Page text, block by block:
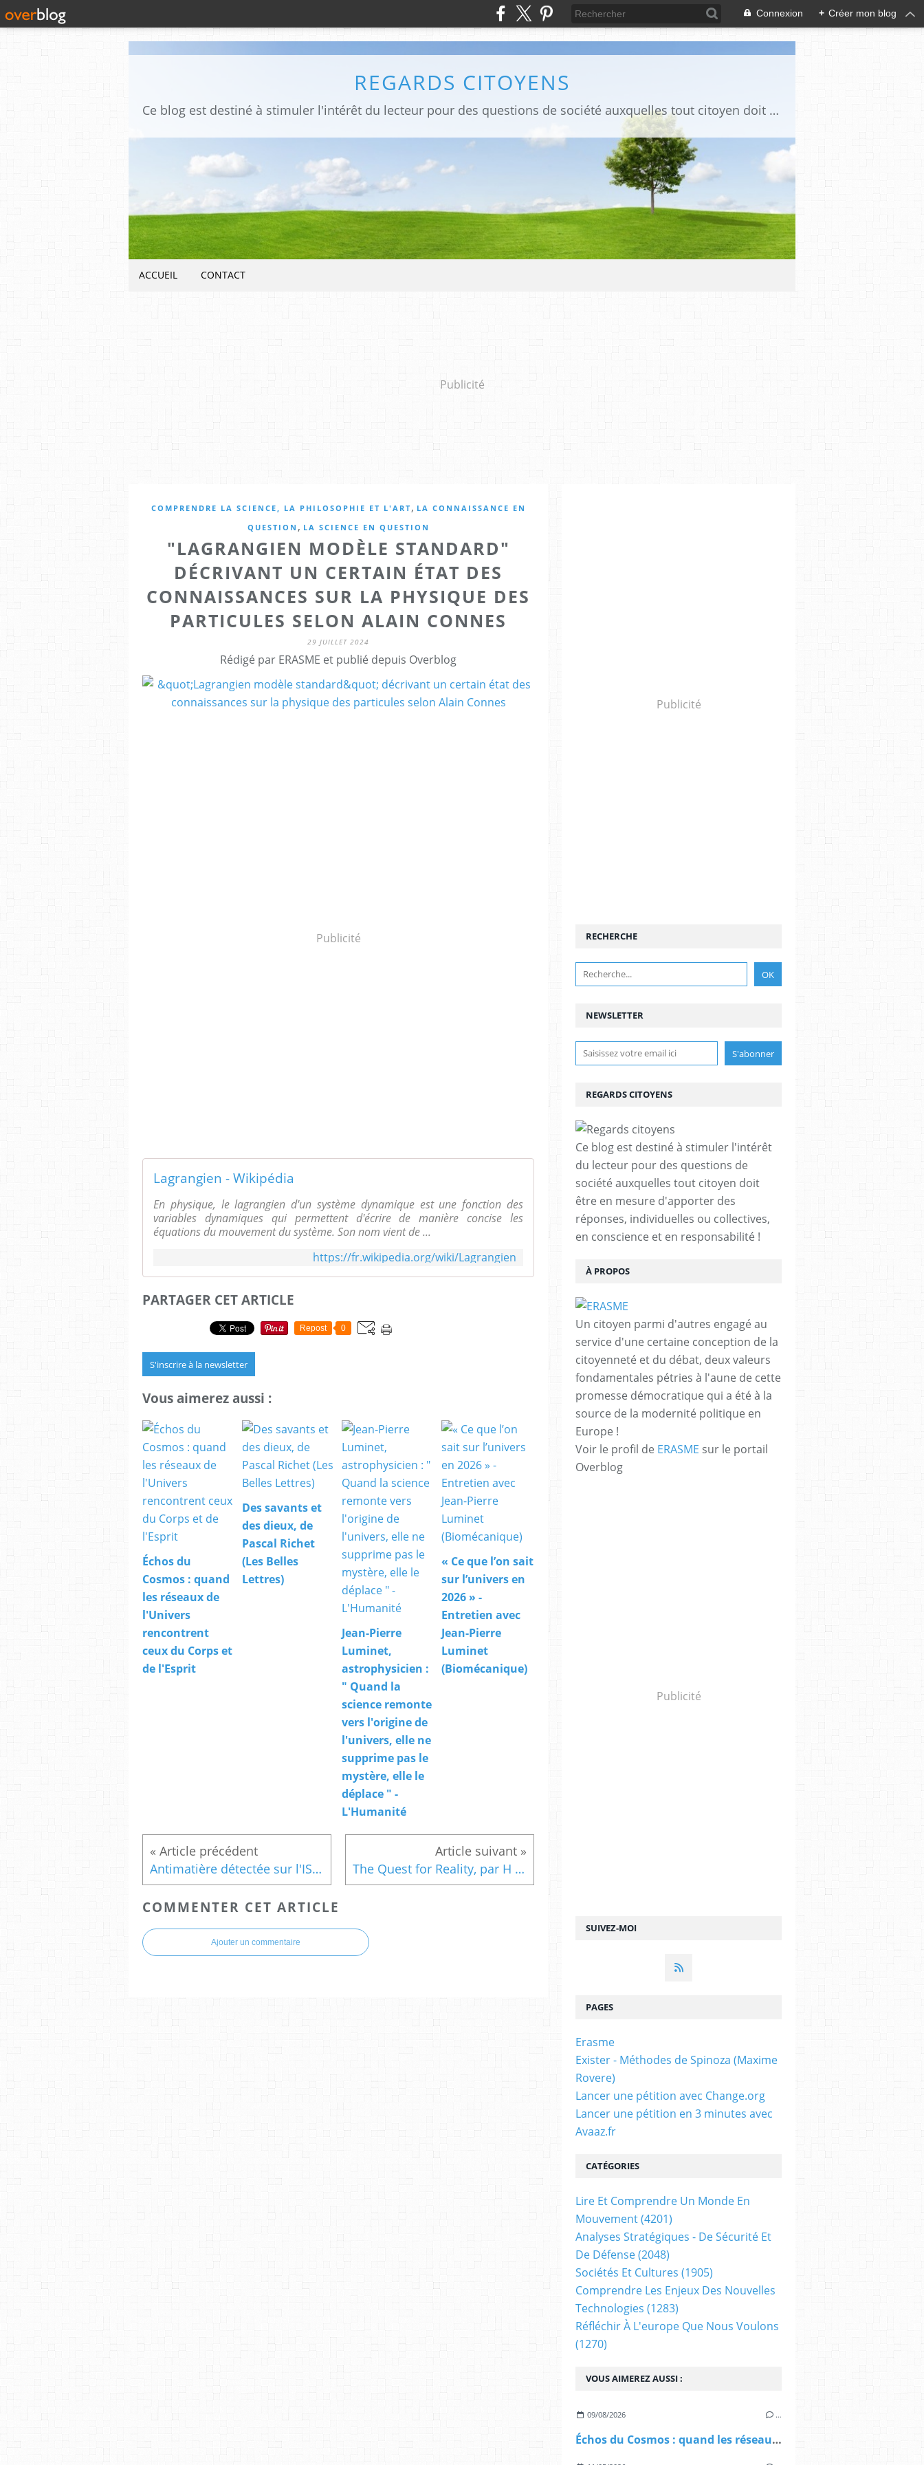
Connexion + Créer mon blog
REGARDS CITOYENS
Ce blog est destiné à stimuler l'intérêt du lecteur pour des questions de société auxquelles tout citoyen doit être en mesure d'apporter des réponses, individuelles ou collectives, en conscience et en responsabilité !
ACCUEIL CONTACT
Publicité
COMPRENDRE LA SCIENCE, LA PHILOSOPHIE ET L'ART, LA CONNAISSANCE EN
QUESTION , LA SCIENCE EN QUESTION
"LAGRANGIEN MODÈLE STANDARD"
DÉCRIVANT UN CERTAIN ÉTAT DES
CONNAISSANCES SUR LA PHYSIQUE DES
PARTICULES SELON ALAIN CONNES
29 JUILLET 2024
Rédigé par ERASME et publié depuis Overblog
Publicité
Lagrangien - Wikipédia
En physique, le lagrangien d'un système dynamique est une fonction des
variables dynamiques qui permettent d'écrire de manière concise les
équations du mouvement du système. Son nom vient de ...
https://fr.wikipedia.org/wiki/Lagrangien
PARTAGER CET ARTICLE
Repost 0
S'inscrire à la newsletter
Vous aimerez aussi :
Échos du
Cosmos : quand
les réseaux de
l'Univers
rencontrent
ceux du Corps et
de l'Esprit
Des savants et
des dieux, de
Pascal Richet
(Les Belles
Lettres)
Jean-Pierre
Luminet,
astrophysicien :
" Quand la
science remonte
vers l'origine de
l'univers, elle ne
supprime pas le
mystère, elle le
déplace " -
L'Humanité
« Ce que l’on sait
sur l’univers en
2026 » -
Entretien avec
Jean-Pierre
Luminet
(Biomécanique)
Antimatière détectée sur l'ISS : une fenêtre sur une nouvelle physique, par Julien Claudet (trustmyscience.com) The Quest for Reality, par H Zejli, F Margnat, G d’Agostini, J P Petit (version 1)
COMMENTER CET ARTICLE
Ajouter un commentaire
Publicité
NEWSLETTER
SUIVEZ-MOI
RECHERCHE
REGARDS CITOYENS
Ce blog est destiné à stimuler l'intérêt
du lecteur pour des questions de
société auxquelles tout citoyen doit
être en mesure d'apporter des
réponses, individuelles ou collectives,
en conscience et en responsabilité !
À PROPOS
Un citoyen parmi d'autres engagé au
service d'une certaine conception de la
citoyenneté et du débat, deux valeurs
fondamentales pétries à l'aune de cette
promesse démocratique qui a été à la
source de la modernité politique en
Europe !
Voir le profil de ERASME sur le portail
Overblog
Publicité
VOUS AIMEREZ AUSSI :
09/08/2026 …
Échos du Cosmos : quand les réseaux de l'Univers rencontrent ceux du Corps et de l'Esprit
PAGES
Erasme
Exister - Méthodes de Spinoza (Maxime
Rovere)
Lancer une pétition avec Change.org
Lancer une pétition en 3 minutes avec
Avaaz.fr
CATÉGORIES
Lire Et Comprendre Un Monde En
Mouvement(4201)
Analyses Stratégiques - De Sécurité Et
De Défense(2048)
Sociétés Et Cultures (1905)
Comprendre Les Enjeux Des Nouvelles
Technologies (1283)
Réfléchir À L'europe Que Nous Voulons
(1270)